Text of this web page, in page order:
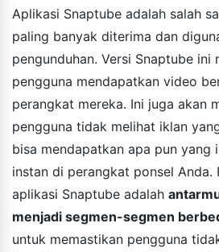
Aplikasi Snaptube adalah salah
paling banyak diterima dan
pengunduhan. Versi Snaptube ini
pengguna mendapatkan video
perangkat mereka. Ini juga akan
pengguna tidak melihat iklan
bisa mendapatkan apa pun yang
instan di perangkat ponsel
aplikasi Snaptube adalah
menjadi segmen-segmen
untuk memastikan pengguna